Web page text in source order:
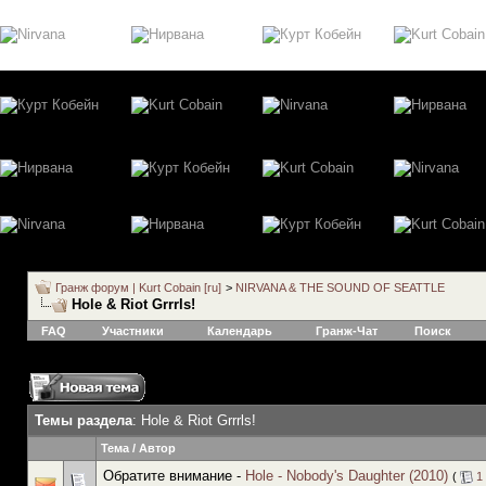
Гранж форум | Kurt Cobain [ru] > NIRVANA & THE SOUND OF SEATTLE
Hole & Riot Grrrls!
FAQ Участники Календарь Гранж-Чат Поиск
Темы раздела: Hole & Riot Grrrls!
Тема / Автор
Обратите внимание - Hole - Nobody's Daughter (2010) (
1